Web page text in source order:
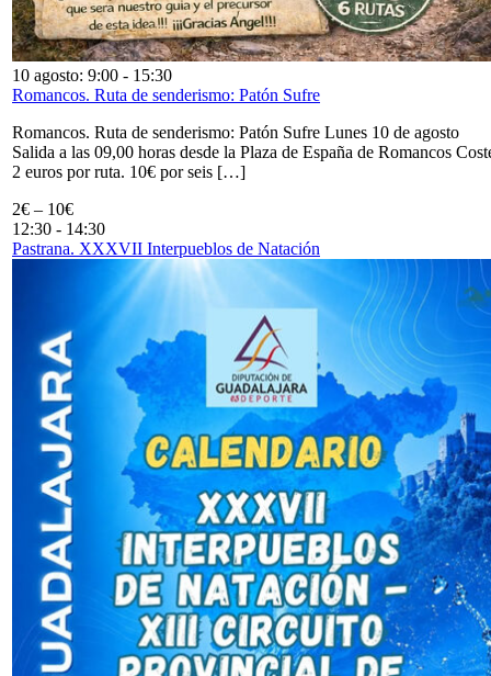
10 agosto: 9:00 - 15:30
Romancos. Ruta de senderismo: Patón Sufre
Romancos. Ruta de senderismo: Patón Sufre Lunes 10 de agosto
Salida a las 09,00 horas desde la Plaza de España de Romancos
2 euros por ruta. 10€ por seis […]
2€ – 10€
12:30 - 14:30
Pastrana. XXXVII Interpueblos de Natación